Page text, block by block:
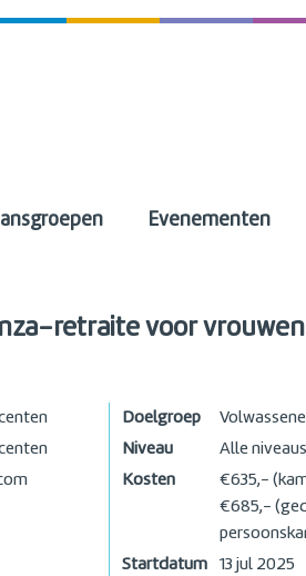
Evenementen
retraite voor vrouwen
Doelgroep
Niveau
Alle niveaus
Kosten
€635,-
€685,-
Startdatum
13 jul 2025